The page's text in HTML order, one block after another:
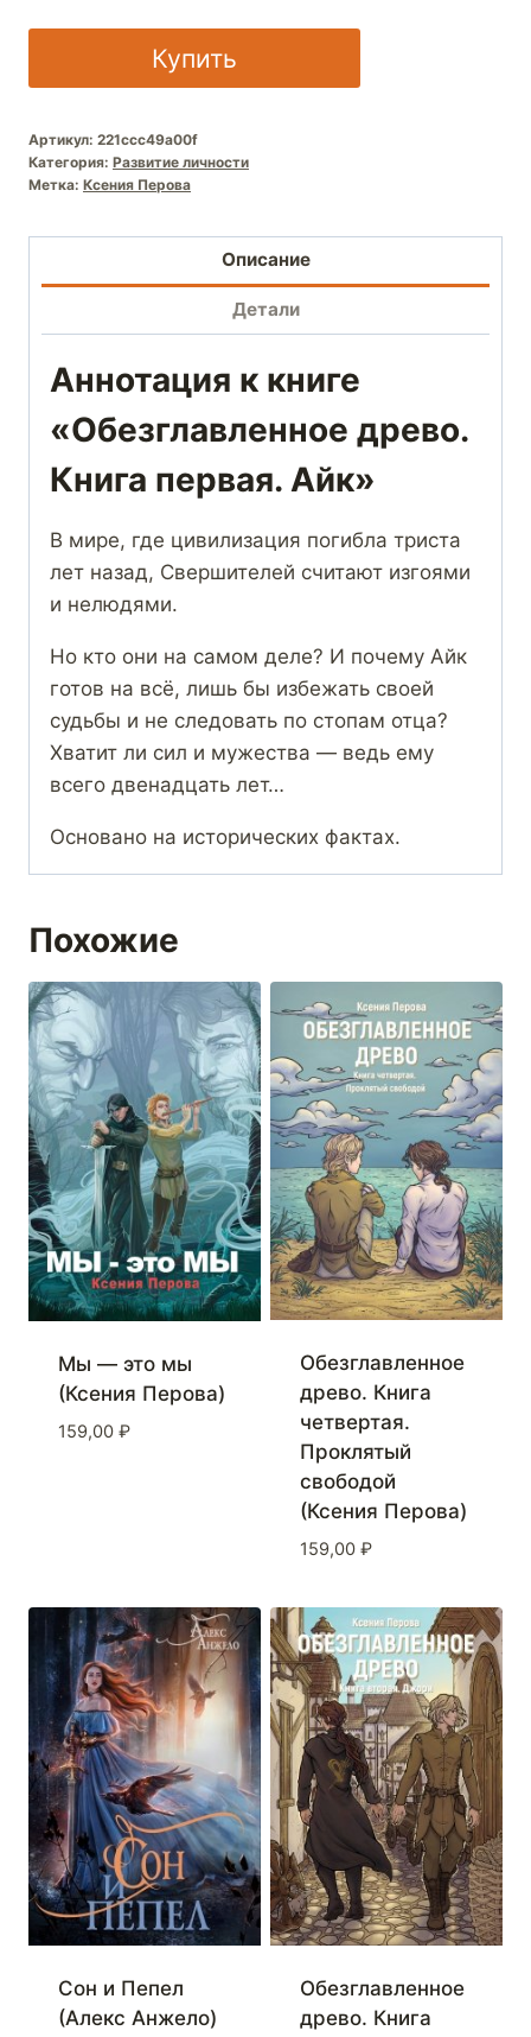
Купить
Артикул: 221ccc49a00f
Категория: Развитие личности
Метка: Ксения Перова
Описание
Детали
Аннотация к книге
«Обезглавленное древо.
Книга первая. Айк»
В мире, где цивилизация погибла триста
лет назад, Свершителей считают изгоями
и нелюдями.
Но кто они на самом деле? И почему Айк
готов на всё, лишь бы избежать своей
судьбы и не следовать по стопам отца?
Хватит ли сил и мужества — ведь ему
всего двенадцать лет…
Основано на исторических фактах.
Похожие
Мы — это мы
(Ксения Перова)
159,00 ₽
Обезглавленное
древо. Книга
четвертая.
Проклятый
свободой
(Ксения Перова)
159,00 ₽
Сон и Пепел
(Алекс Анжело)
Обезглавленное
древо. Книга